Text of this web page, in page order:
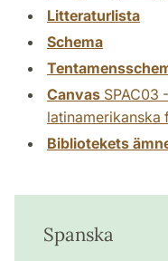
Litteraturlista
Schema
Canvas SPAC03
latinamerikanska
Bibliotekets
Spanska